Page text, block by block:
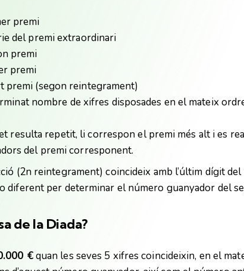
premi
del premi extraordinari
premi
premi
premi (segon reintegrament)
nombre de xifres disposades en el mateix
resulta repetit, li correspon el premi més alt i es
del premi corresponent.
(2n reintegrament) coincideix amb l’últim dígit
diferent per determinar el número guanyador del
de la Diada?
€quan les seves 5 xifres coincideixin, en el